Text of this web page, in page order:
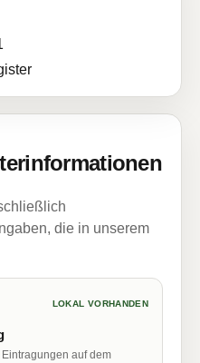
die in unserem
LOKAL VORHANDEN
auf dem